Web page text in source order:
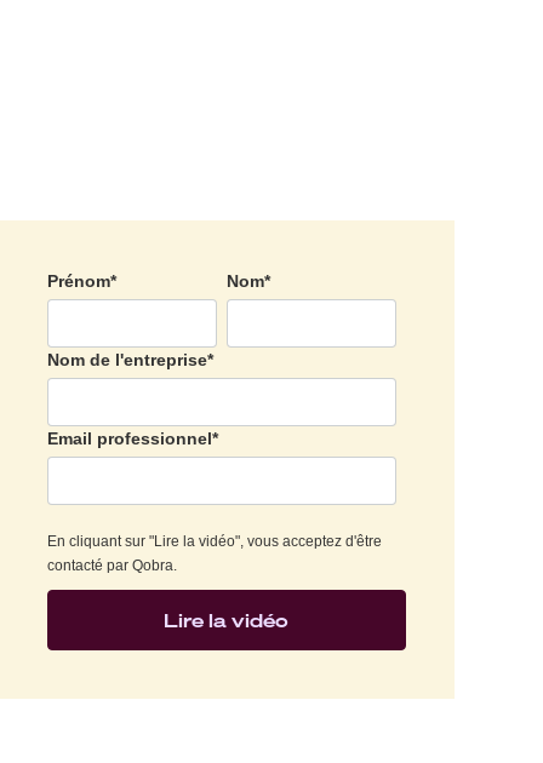
Prénom* Nom*
Nom de l'entreprise*
Email professionnel*
En cliquant sur "Lire la vidéo", vous acceptez d'être
contacté par Qobra.